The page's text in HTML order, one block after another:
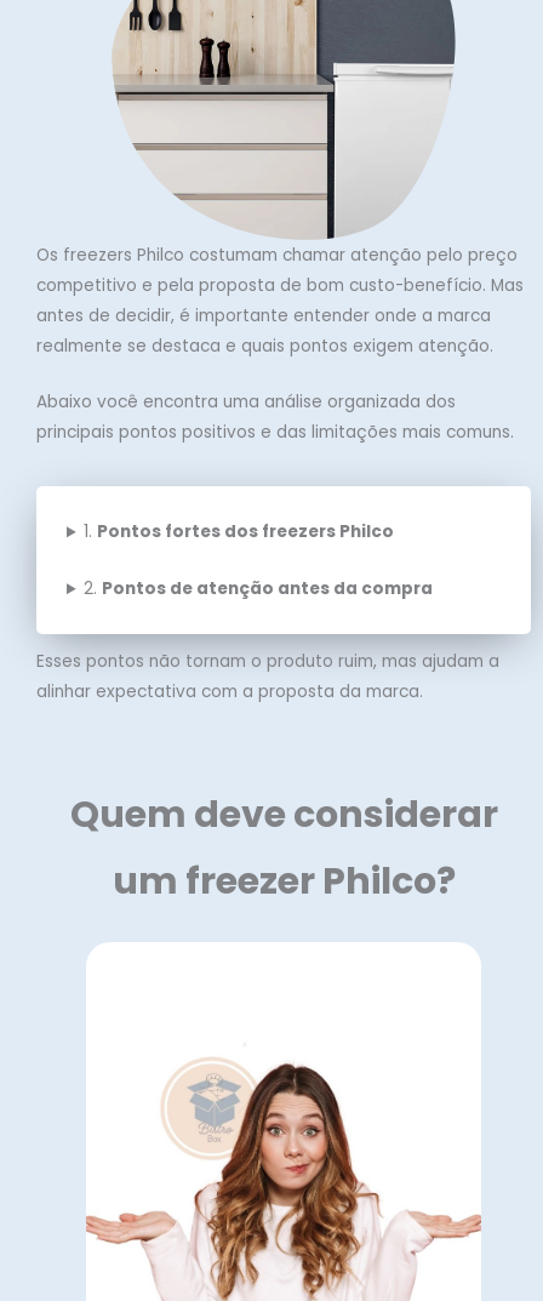
Os freezers Philco costumam chamar atenção pelo preço
competitivo e pela proposta de bom custo-benefício. Mas
antes de decidir, é importante entender onde a marca
realmente se destaca e quais pontos exigem atenção.
Abaixo você encontra uma análise organizada dos
principais pontos positivos e das limitações mais comuns.
1. Pontos fortes dos freezers Philco
2. Pontos de atenção antes da compra
Esses pontos não tornam o produto ruim, mas ajudam a
alinhar expectativa com a proposta da marca.
Quem deve considerar
um freezer Philco?